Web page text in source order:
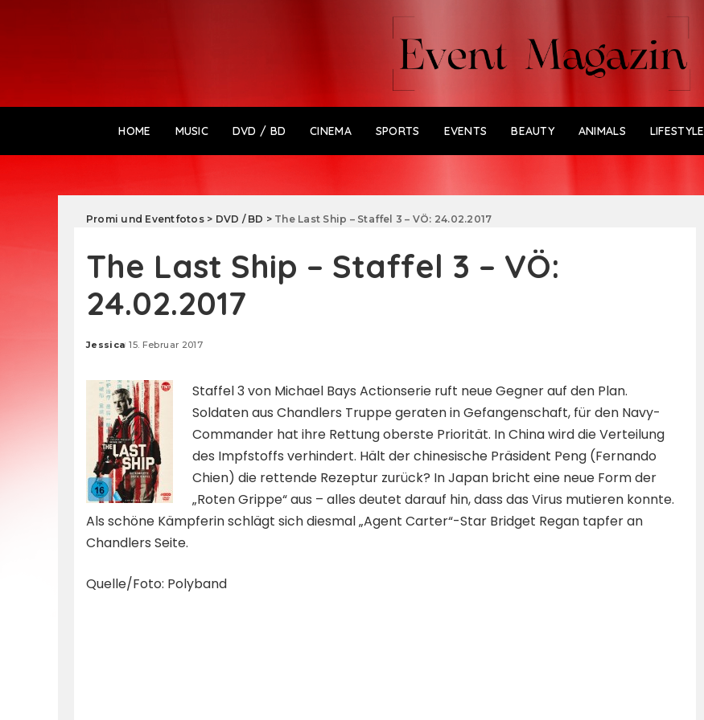
HOME MUSIC DVD / BD CINEMA SPORTS EVENTS BEAUTY ANIMALS LIFESTYLE
Promi und Eventfotos> DVD / BD > The Last Ship – Staffel 3 – VÖ: 24.02.2017
The Last Ship – Staffel 3 – VÖ:
24.02.2017
Posted
Jessica 15. Februar 2017
Staffel 3 von Michael Bays Actionserie ruft neue Gegner auf den Plan.
Soldaten aus Chandlers Truppe geraten in Gefangenschaft, für den Navy-
Commander hat ihre Rettung oberste Priorität. In China wird die Verteilung
des Impfstoffs verhindert. Hält der chinesische Präsident Peng (Fernando
Chien) die rettende Rezeptur zurück? In Japan bricht eine neue Form der
„Roten Grippe“ aus – alles deutet darauf hin, dass das Virus mutieren konnte.
Als schöne Kämpferin schlägt sich diesmal „Agent Carter“-Star Bridget Regan tapfer an
Chandlers Seite.
Quelle/Foto: Polyband